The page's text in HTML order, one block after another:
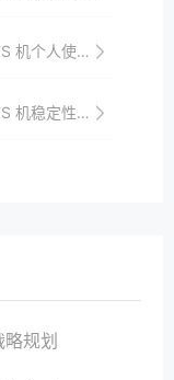
使用的售后服务
定性的优化实践
略规划